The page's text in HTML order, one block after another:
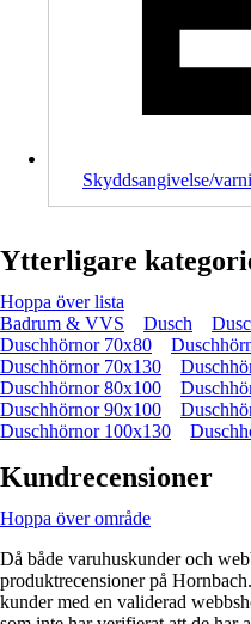
Skyddsangivelse/
Ytterligare
Hoppa över lista
Badrum & VVS
Dusch
Duschhörnor 70x80
Duschhörnor 70x130
Duschhörnor 80x100
Duschhörnor 90x100
Duschhörnor 100x130
Kundrecensioner
Hoppa över område
Då både varuhuskunder och
produktrecensioner på
kunder med en validerad